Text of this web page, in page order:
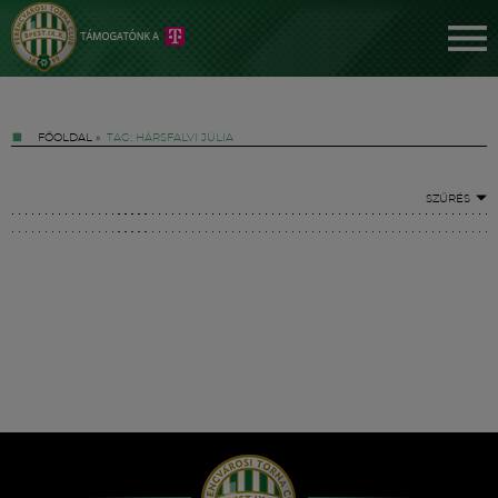
FŐOLDAL » TAG: HÁRSFALVI JÚLIA
SZŰRÉS
Hírek